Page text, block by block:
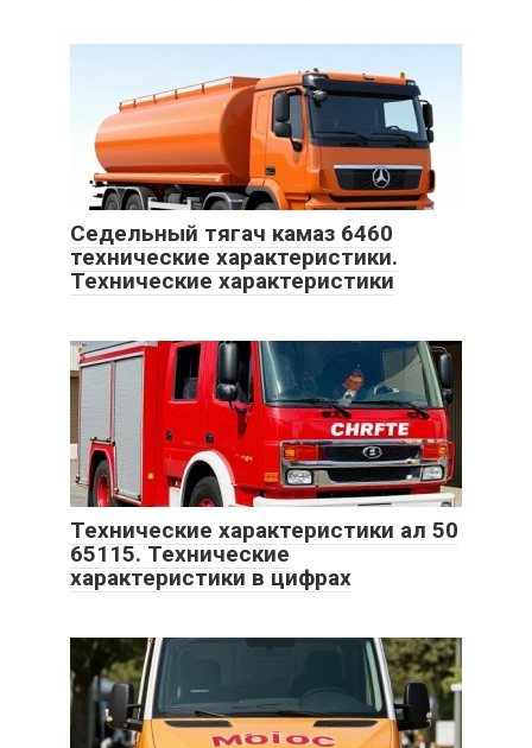
Седельный тягач камаз 6460
технические характеристики.
Технические характеристики
Технические характеристики ал 50
65115. Технические
характеристики в цифрах